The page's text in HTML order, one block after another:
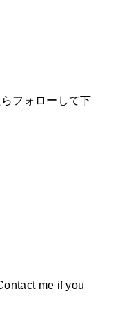
フォローして下
me if you